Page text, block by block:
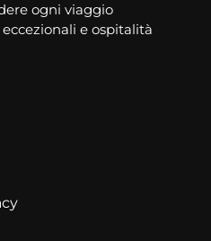
ogni viaggio
e ospitalità